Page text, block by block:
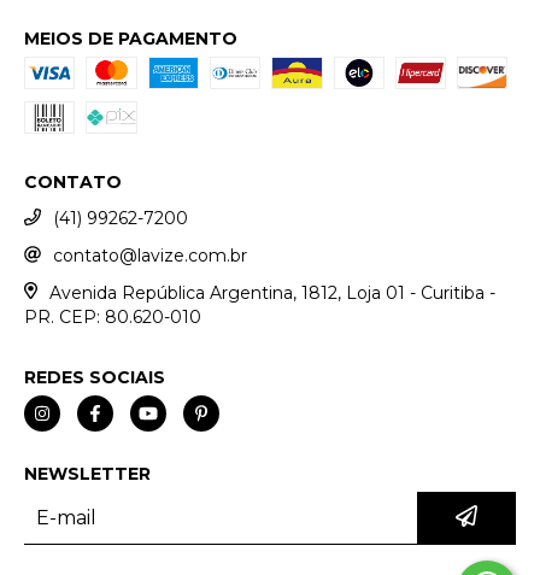
MEIOS DE PAGAMENTO
CONTATO
(41) 99262-7200
contato@lavize.com.br
Avenida República Argentina, 1812, Loja 01 - Curitiba -
PR. CEP: 80.620-010
REDES SOCIAIS
NEWSLETTER